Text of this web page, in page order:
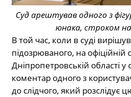
Суд арештував одного з
юнака, строком на
В той час, коли в суді
підозрюваного, на офіційній
Дніпропетровській області у
коментар одного з
до слідчого, який розслідує